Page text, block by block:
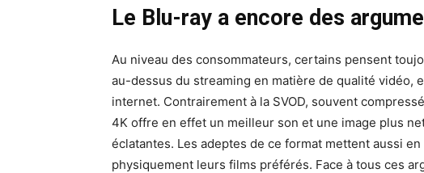
Le Blu-ray a encore des
Au niveau des consommateurs, certains pensent
au-dessus du streaming en matière de qualité vidéo,
internet. Contrairement à la SVOD, souvent
4K offre en effet un meilleur son et une image plus
éclatantes. Les adeptes de ce format mettent aussi
physiquement leurs films préférés. Face à tous ces